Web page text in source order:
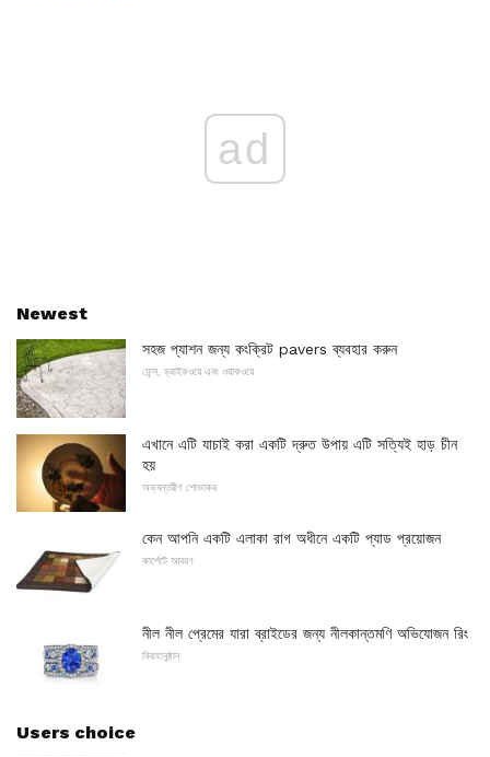
ad
Newest
সহজ প্যাশন জন্য কংক্রিট pavers ব্যবহার করুন
ফেন্স, ড্রাইভওয়ে এবং ওয়াকওয়ে
এখানে এটি যাচাই করা একটি দ্রুত উপায় এটি সত্যিই হাড় চীন
হয়
অভ্যন্তরীণ শোভাকর
কেন আপনি একটি এলাকা রাগ অধীনে একটি প্যাড প্রয়োজন
কার্পেটে আবরণ
নীল নীল প্রেমের যারা ব্রাইডের জন্য নীলকান্তমণি অভিযোজন রিং
বিবাহানুষ্ঠান
Users choice